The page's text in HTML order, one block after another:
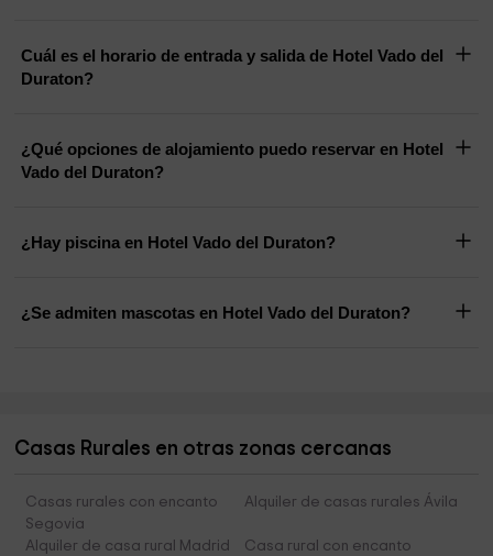
Cuál es el horario de entrada y salida de Hotel Vado del
Duraton?
¿Qué opciones de alojamiento puedo reservar en Hotel
Vado del Duraton?
¿Hay piscina en Hotel Vado del Duraton?
¿Se admiten mascotas en Hotel Vado del Duraton?
Casas Rurales en otras zonas cercanas
Casas rurales con encanto
Segovia
Alquiler de casas rurales Ávila
Alquiler de casa rural Madrid
Casa rural con encanto